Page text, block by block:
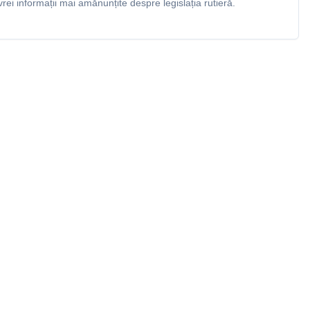
informații mai amănunțite despre legislația rutieră.